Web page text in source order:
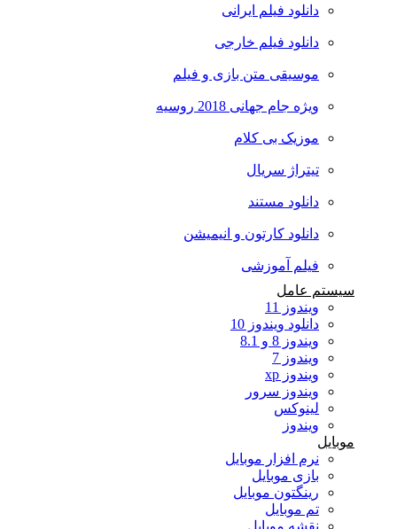
دانلود فیلم ایرانی
دانلود فیلم خارجی
موسیقی متن بازی و فیلم
ویژه جام جهانی 2018 روسیه
موزیک بی کلام
تیتراژ سریال
دانلود مستند
دانلود کارتون و انیمیشن
فیلم آموزشی
سیستم عامل
ویندوز 11
دانلود ویندوز 10
ویندوز 8 و 8.1
ویندوز 7
ویندوز xp
ویندوز سرور
لینوکس
ویندوز
نرم افزار موبایل
بازی موبایل
رینگتون موبایل
تم موبایل
نقشه موبایل